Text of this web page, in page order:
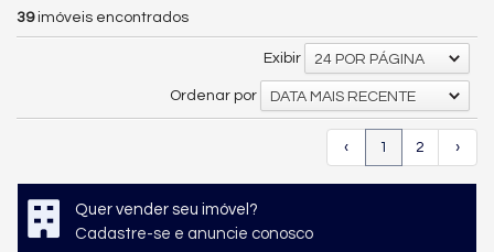
39imóveis encontrados
Exibir 24 POR PÁGINA
Ordenar por DATA MAIS RECENTE
‹ 1 2 ›
Quer vender seu imóvel?
Cadastre-se e anuncie conosco